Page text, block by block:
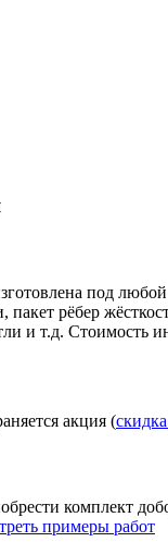
под
пакет рёбер
и т.д. Стоимость
акция (
комплект
примеры работ